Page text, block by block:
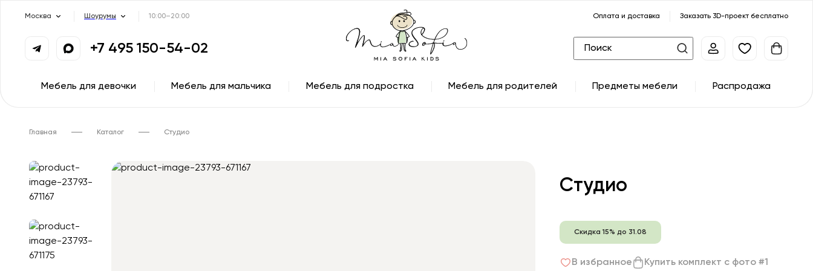
Москва Шоурумы 10:00–20:00 Оплата и доставка Заказать 3D-проект бесплатно
+7 495 150-54-02
Мебель для девочки Мебель для мальчика Мебель для подростка Мебель для родителей Предметы мебели Распродажа
Главная Каталог Студио
Студио
Скидка 15% до 31.08
В избранное Купить комплект с фото #1